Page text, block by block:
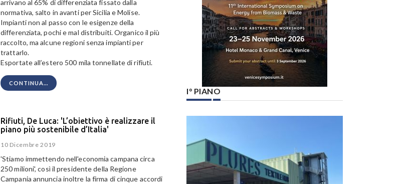
arrivano al 65% di differenziata fissato dalla
normativa, salto in avanti per Sicilia e Molise.
Impianti non al passo con le esigenze della
differenziata, pochi e mal distribuiti. Organico il più
raccolto, ma alcune regioni senza impianti per
trattarlo.
Esportate all’estero 500 mila tonnellate di rifiuti.
CONTINUA...
Rifiuti, De Luca: 'L’obiettivo è realizzare il
piano più sostenibile d’Italia'
10 Dicembre 2019
'Stiamo immettendo nell'economia campana circa
250 milioni', così il presidente della Regione
Campania annuncia inoltre la firma di cinque accordi
I° PIANO